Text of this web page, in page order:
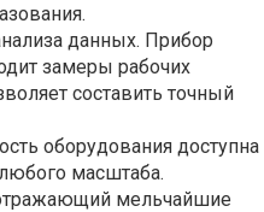
данных. Прибор
замеры рабочих
составить точный
оборудования доступна
масштаба.
мельчайшие